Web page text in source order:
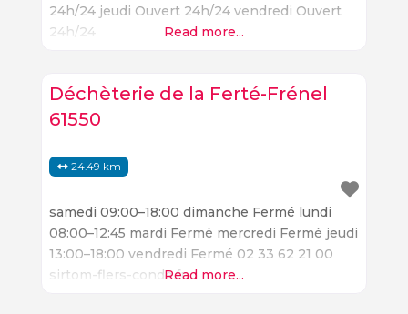
24h/24 jeudi Ouvert 24h/24 vendredi Ouvert
24h/24
Read more...
Déchèterie de la Ferté-Frénel
61550
24.49 km
samedi 09:00–18:00 dimanche Fermé lundi
08:00–12:45 mardi Fermé mercredi Fermé jeudi
13:00–18:00 vendredi Fermé 02 33 62 21 00
sirtom-flers-conde.frRead more...